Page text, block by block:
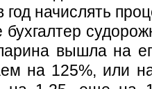
начислять
вышла на
на 125%, или